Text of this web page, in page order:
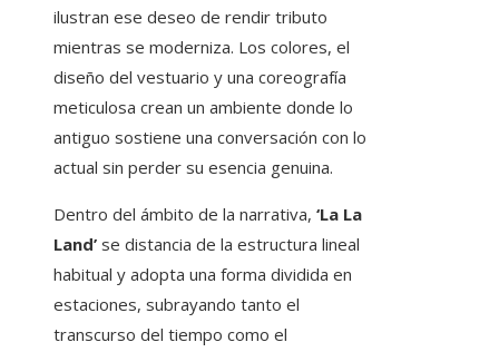
ilustran ese deseo de rendir tributo
mientras se moderniza. Los colores, el
diseño del vestuario y una coreografía
meticulosa crean un ambiente donde lo
antiguo sostiene una conversación con lo
actual sin perder su esencia genuina.
Dentro del ámbito de la narrativa, ‘La La
Land’ se distancia de la estructura lineal
habitual y adopta una forma dividida en
estaciones, subrayando tanto el
transcurso del tiempo como el